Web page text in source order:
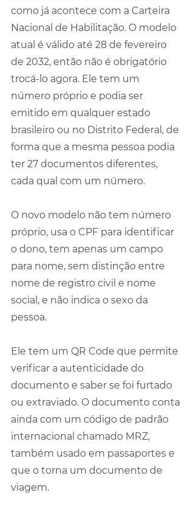
como já acontece com a Carteira
Nacional de Habilitação. O modelo
atual é válido até 28 de fevereiro
de 2032, então não é obrigatório
trocá-lo agora. Ele tem um
número próprio e podia ser
emitido em qualquer estado
brasileiro ou no Distrito Federal, de
forma que a mesma pessoa podia
ter 27 documentos diferentes,
cada qual com um número.
O novo modelo não tem número
próprio, usa o CPF para identificar
o dono, tem apenas um campo
para nome, sem distinção entre
nome de registro civil e nome
social, e não indica o sexo da
pessoa.
Ele tem um QR Code que permite
verificar a autenticidade do
documento e saber se foi furtado
ou extraviado. O documento conta
ainda com um código de padrão
internacional chamado MRZ,
também usado em passaportes e
que o torna um documento de
viagem.